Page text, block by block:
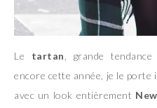
Le tartan , grande
encore cette année, je le porte
avec un look entièrement